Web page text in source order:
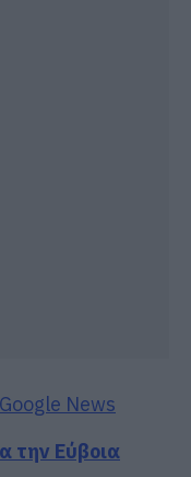
Google News
την Εύβοια